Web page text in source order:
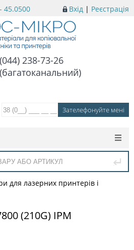
Вхід | Реєстрація
45.0500
(044) 238-73-26
(багатоканальний)
для лазерних принтерів і
(210G) IPM